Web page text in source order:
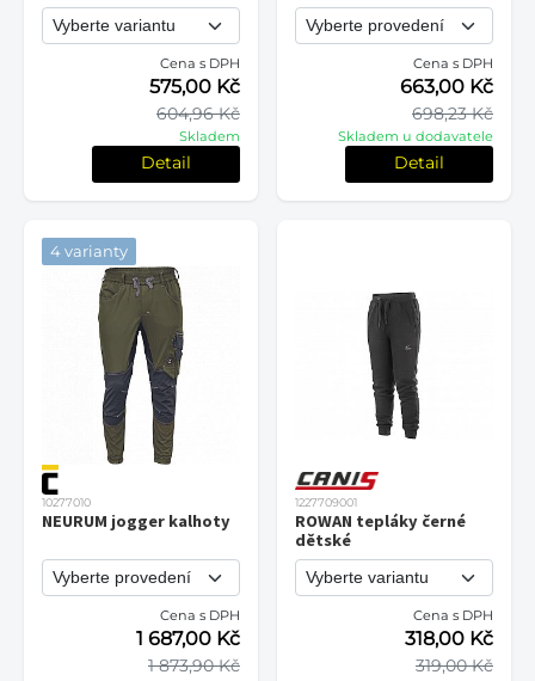
Cena s DPH
604,96 Kč
575,00 Kč
Skladem
Detail
Cena s DPH
698,23 Kč
663,00 Kč
Skladem u dodavatele
Detail
4 varianty
10277010
NEURUM jogger kalhoty
Cena s DPH
1 873,90 Kč
1 687,00 Kč
1227709001
ROWAN tepláky černé
dětské
Cena s DPH
319,00 Kč
318,00 Kč